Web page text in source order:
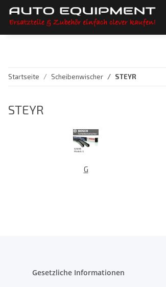
Startseite Scheibenwischer STEYR
STEYR
G
Gesetzliche Informationen